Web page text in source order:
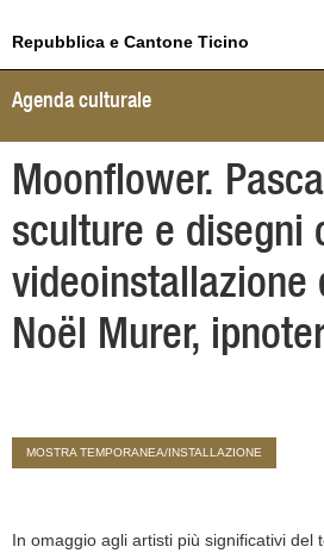
Repubblica e Cantone Ticino
Agenda culturale
Moonflower.
sculture e disegni
videoinstallazione
Noël Murer,
MOSTRA TEMPORANEA/INSTALLAZIONE
In omaggio agli artisti più significativi del